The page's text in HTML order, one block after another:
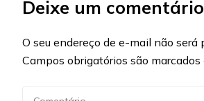
Deixe um comentário
O seu endereço de e-mail não será
Campos obrigatórios são marcados